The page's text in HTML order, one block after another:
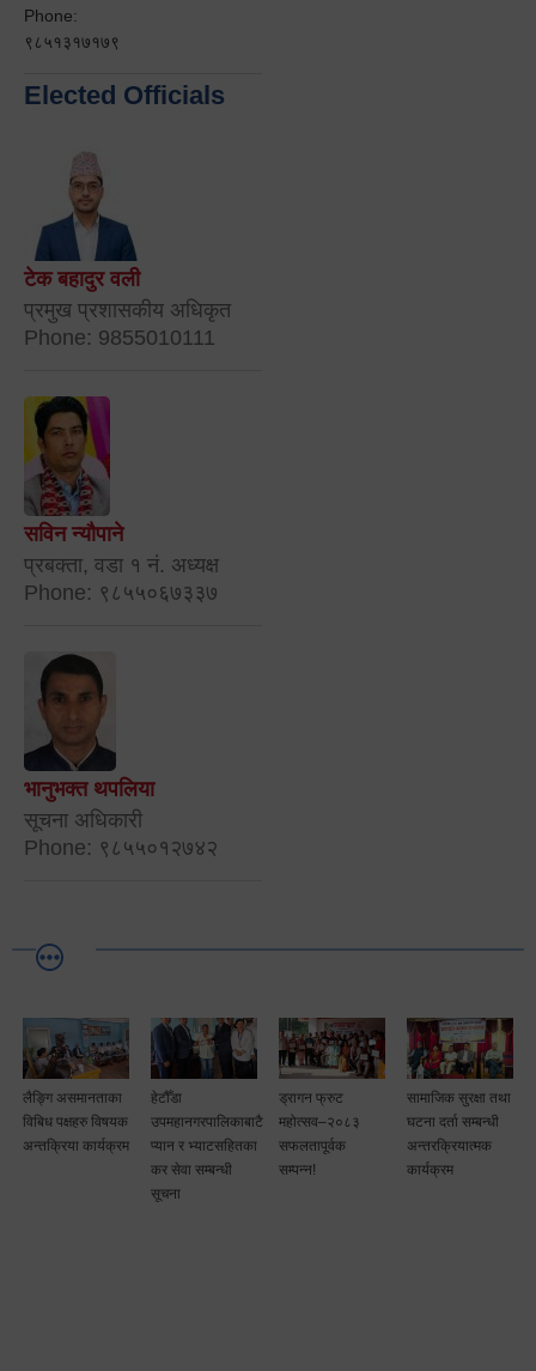
Phone:
९८५१३१७१७९
Elected Officials
टेक बहादुर वली
प्रमुख प्रशासकीय अधिकृत
Phone: 9855010111
सविन न्यौपाने
प्रबक्ता, वडा १ नं. अध्यक्ष
Phone: ९८५५०६७३३७
भानुभक्त थपलिया
सूचना अधिकारी
Phone: ९८५५०१२७४२
लैङ्गि असमानताका
विबिध पक्षहरु विषयक
अन्तक्रिया कार्यक्रम
हेटौँडा
उपमहानगरपालिकाबाटै
प्यान र भ्याटसहितका
कर सेवा सम्बन्धी
सूचना
ड्रागन फ्रुट
महोत्सव–२०८३
सफलतापूर्वक
सम्पन्न!
सामाजिक सुरक्षा तथा
घटना दर्ता सम्बन्धी
अन्तरक्रियात्मक
कार्यक्रम